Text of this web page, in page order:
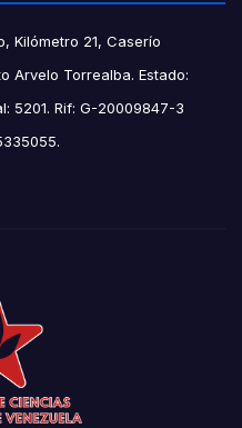
Kilómetro 21, Caserío
Arvelo Torrealba. Estado:
5201. Rif: G-20009847-3